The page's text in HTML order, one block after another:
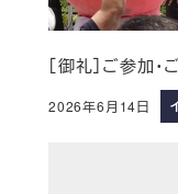
［御礼］ご参加
2026年6月14日